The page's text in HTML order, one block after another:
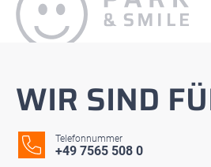
WIR SIND
Telefonnummer
+49 7565 508 0